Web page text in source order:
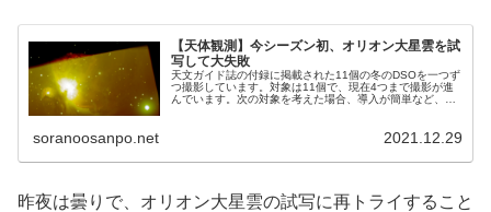
【天体観測】今シーズン初、オリオン大星雲を試
写して大失敗
天文ガイド誌の付録に掲載された11個の冬のDSOを一つず
つ撮影しています。対象は11個で、現在4つまで撮影が進
んでいます。次の対象を考えた場合、導入が簡単など、撮
soranoosanpo.net 2021.12.29
昨夜は曇りで、オリオン大星雲の試写に再トライすること